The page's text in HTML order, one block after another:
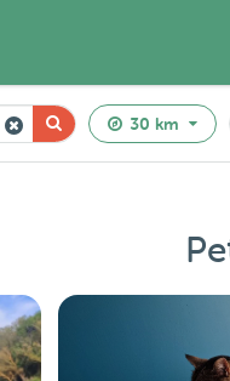
30 km